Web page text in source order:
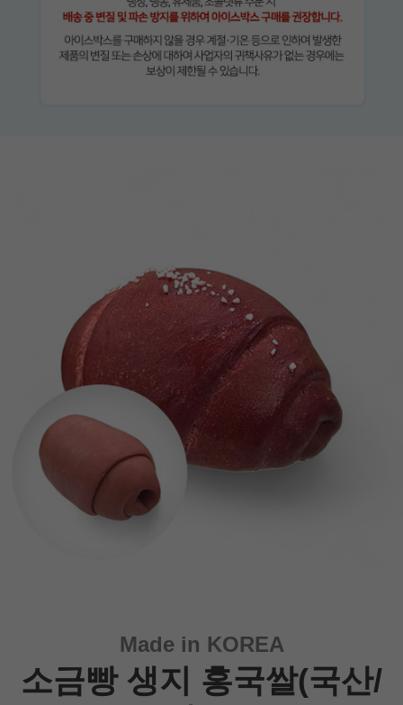
Made in KOREA
소금빵 생지 홍국쌀(국산/